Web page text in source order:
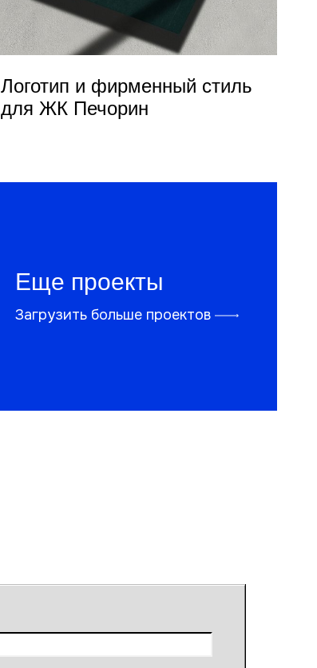
Логотип и фирменный стиль
для ЖК Печорин
Еще проекты
Загрузить больше проектов